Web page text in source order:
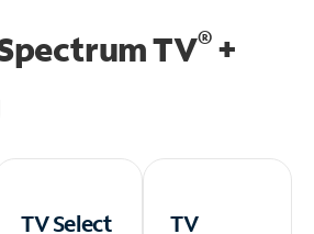
TV®+
TV Select
TV